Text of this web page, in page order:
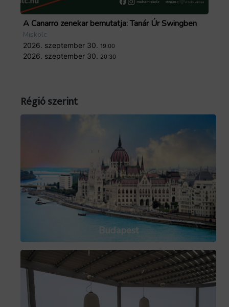
A Canarro zenekar bemutatja: Tanár Úr Swingben
Miskolc
2026. szeptember 30. 19:00
2026. szeptember 30. 20:30
Régió szerint
Budapest